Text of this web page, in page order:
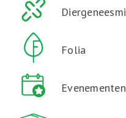
Folia
Evenementen